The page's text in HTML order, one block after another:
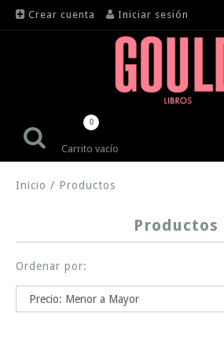
Crear cuenta Iniciar sesión
Carrito vacío
0
Inicio / Productos
Productos
Ordenar por: